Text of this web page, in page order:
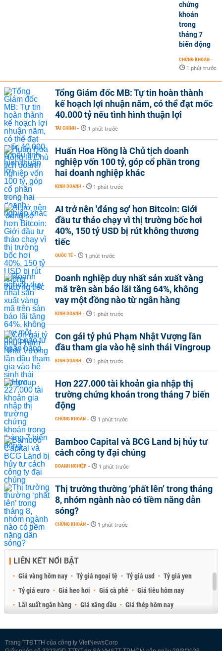
chứng
khoán
trong
tháng 7
biến động
CHỨNG KHOÁN -
1 phút trước
Tổng Giám đốc MB: Tự tin hoàn thành
kế hoạch lợi nhuận năm, có thể đạt mốc
40.000 tỷ nếu tình hình thuận lợi
TÀI CHÍNH - 1 phút trước
Huấn Hoa Hồng là Chủ tịch doanh
nghiệp vốn 100 tỷ, góp cổ phần trong
hai doanh nghiệp khác
KINH DOANH - 1 phút trước
AI trở nên 'đáng sợ' hơn Bitcoin: Giới
đầu tư tháo chạy vì thị trường bốc hơi
40%, 150 tỷ USD bị rút không thương
tiếc
QUỐC TẾ - 1 phút trước
Doanh nghiệp duy nhất sản xuất vàng
mã trên sàn báo lãi tăng 64%, không
vay một đồng nào từ ngân hàng
KINH DOANH - 1 phút trước
Con gái tỷ phú Phạm Nhật Vượng lần
đầu tham gia vào hệ sinh thái Vingroup
KINH DOANH - 1 phút trước
Hơn 227.000 tài khoản gia nhập thị
trường chứng khoán trong tháng 7 biến
động
CHỨNG KHOÁN - 1 phút trước
Bamboo Capital và BCG Land bị hủy tư
cách công ty đại chúng
DOANH NGHIỆP - 1 phút trước
Thị trường thường ‘phất lên’ trong tháng
8, nhóm ngành nào có tiềm năng dẫn
sóng?
CHỨNG KHOÁN - 1 phút trước
LIÊN KẾT NỔI BẬT
Giá vàng hôm nay Tỷ giá ngoại tệ Tỷ giá usd
Tỷ giá yen
Tỷ giá euro
Giá heo hơi Giá cà phê
Giá tiêu hôm nay
Lãi suất ngân hàng
Giá xăng dầu
Giá thép hôm nay
Trang TTĐTTH của công ty VietNewsCorp